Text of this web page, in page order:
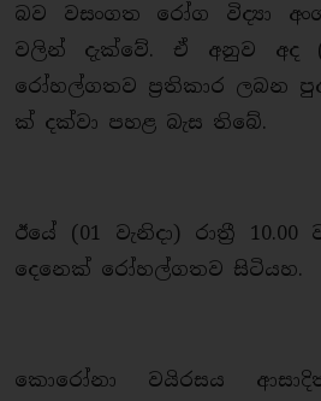
බව වසංගත රෝග විද්‍යා
වලින් දැක්වේ. ඒ අනුව අද
රෝහල්ගතව ප්‍රතිකාර ලබන
ක් දක්වා පහළ බැස තිබේ.
ඊයේ (01 වැනිදා) රාත්‍රී
දෙනෙක් රෝහල්ගතව සිටියහ.
කොරෝනා වයිරසය